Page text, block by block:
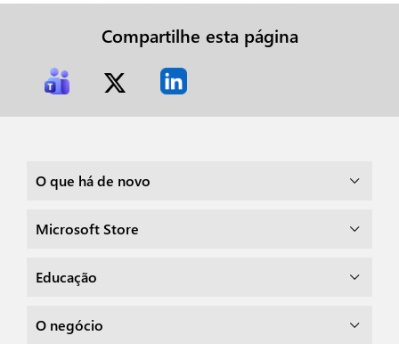
Compartilhe esta página
O que há de novo
Microsoft Store
Educação
O negócio